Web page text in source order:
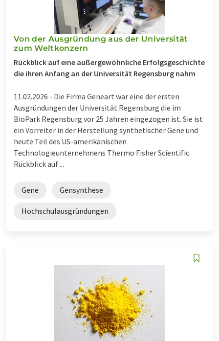
Von der Ausgründung aus der Universität
zum Weltkonzern
Rückblick auf eine außergewöhnliche Erfolgsgeschichte
die ihren Anfang an der Universität Regensburg nahm
11.02.2026 - Die Firma Geneart war eine der ersten
Ausgründungen der Universität Regensburg die im
BioPark Regensburg vor 25 Jahren eingezogen ist. Sie ist
ein Vorreiter in der Herstellung synthetischer Gene und
heute Teil des US-amerikanischen
Technologieunternehmens Thermo Fisher Scientific.
Rückblick auf ...
Gene Gensynthese
Hochschulausgründungen